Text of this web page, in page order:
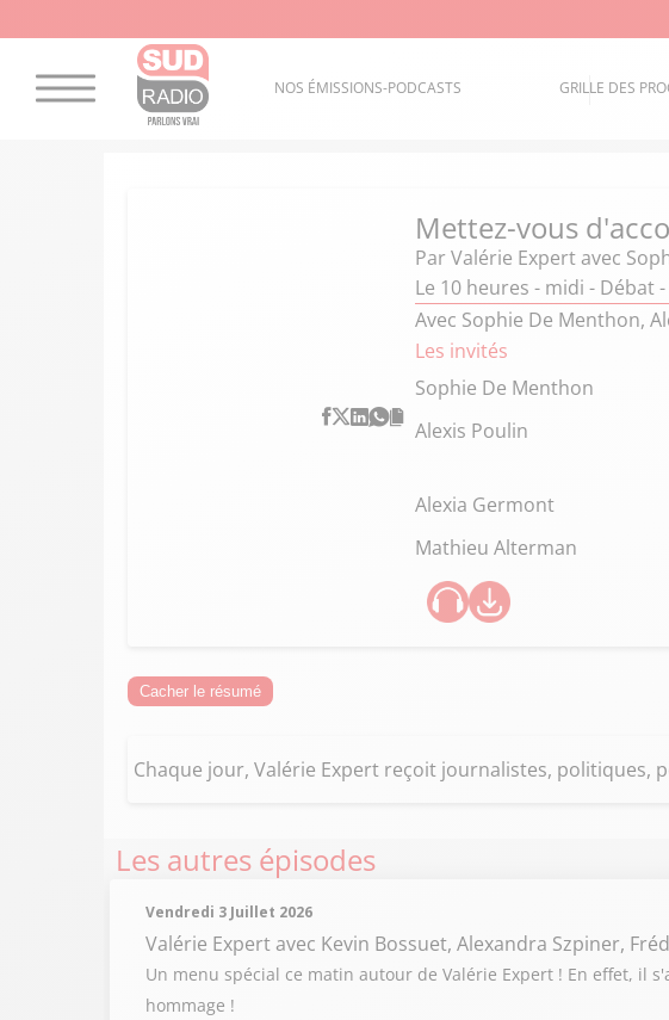
NOS ÉMISSIONS-PODCASTS GRILLE DES
Mettez-vous
Par Valérie Expertavec
Le 10 heures - midi - Débat
Avec Sophie De Menthon,
Les invités
Sophie De Menthon
Alexis Poulin
Alexia Germont
Mathieu Alterman
Cacher le résumé
Chaque jour, Valérie Expert reçoit journalistes,
Les autres épisodes
Vendredi 3 Juillet 2026
Valérie Expertavec Kevin Bossuet, Alexandra Szpiner,
Un menu spécial ce matin autour de Valérie Expert ! En effet, il
hommage !